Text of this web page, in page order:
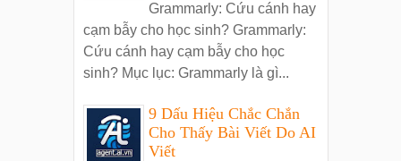
Grammarly: Cứu cánh hay
cạm bẫy cho học sinh? Grammarly:
Cứu cánh hay cạm bẫy cho học
sinh? Mục lục: Grammarly là gì...
9 Dấu Hiệu Chắc Chắn
Cho Thấy Bài Viết Do AI
Viết